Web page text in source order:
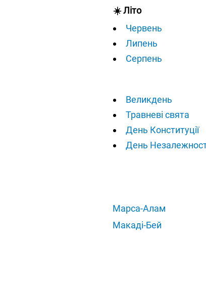
☀️ Літо
Червень
Липень
Серпень
Великдень
Травневі свята
День Конституції
День
Марса-Алам
Макаді-Бей